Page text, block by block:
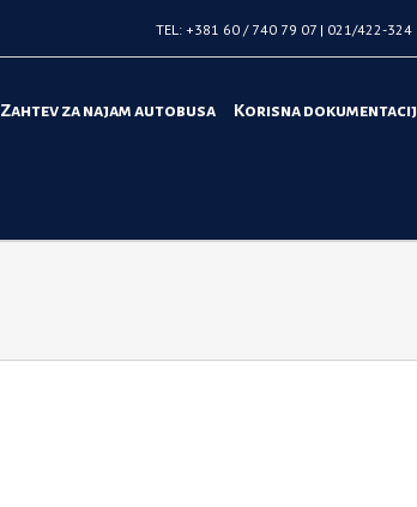
TEL: +381 60 / 740 79 07 | 021/422-
Zahtev za najam autobusa Korisna